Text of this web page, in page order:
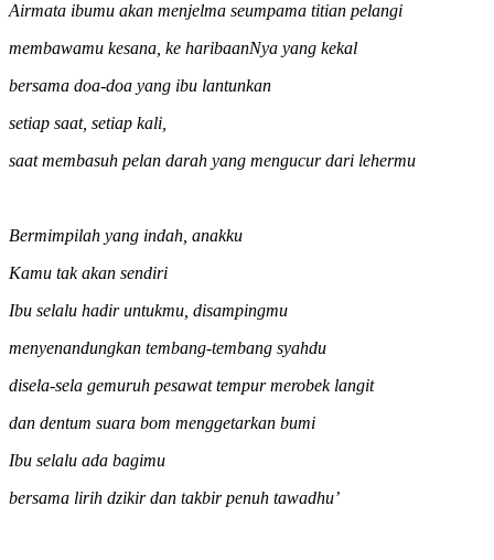
Airmata ibumu akan menjelma seumpama titian pelangi
membawamu kesana, ke haribaanNya yang kekal
bersama doa-doa yang ibu lantunkan
setiap saat, setiap kali,
saat membasuh pelan darah yang mengucur dari lehermu
Bermimpilah yang indah, anakku
Kamu tak akan sendiri
Ibu selalu hadir untukmu, disampingmu
menyenandungkan tembang-tembang syahdu
disela-sela gemuruh pesawat tempur merobek langit
dan dentum suara bom menggetarkan bumi
Ibu selalu ada bagimu
bersama lirih dzikir dan takbir penuh tawadhu’